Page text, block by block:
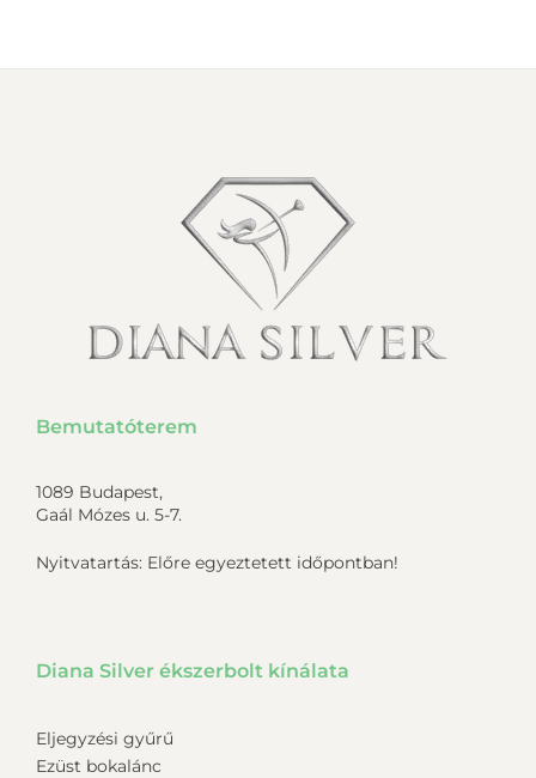
Bemutatóterem
1089 Budapest,
Gaál Mózes u. 5-7.
Nyitvatartás: Előre egyeztetett időpontban!
Diana Silver ékszerbolt kínálata
Eljegyzési gyűrű
Ezüst bokalánc